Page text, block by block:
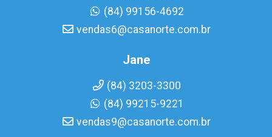
(84) 99156-4692
vendas6@casanorte.com.br
Jane
(84) 3203-3300
(84) 99215-9221
vendas9@casanorte.com.br